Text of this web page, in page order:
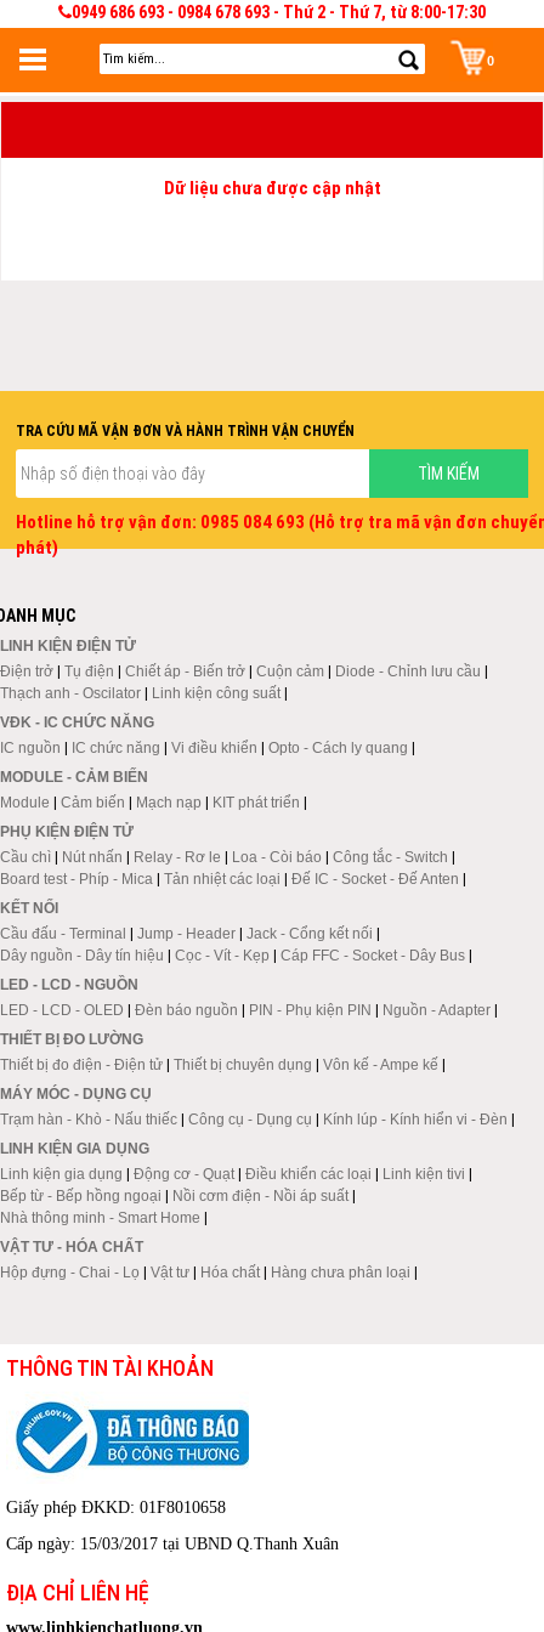
0949 686 693 - 0984 678 693 - Thứ 2 - Thứ 7, từ 8:00-17:30
0
Đăng nhập
Dữ liệu chưa được cập nhật
TRA CỨU MÃ VẬN ĐƠN VÀ HÀNH TRÌNH VẬN CHUYỂN
Hotline hỗ trợ vận đơn: 0985 084 693 (Hỗ trợ tra mã vận đơn
phát)
MỤC
LINH KIỆN ĐIỆN TỬ
Điện trở | Tụ điện | Chiết áp - Biến trở | Cuộn cảm | Diode - Chỉnh lưu cầu |
Thạch anh - Oscilator | Linh kiện công suất |
VĐK - IC CHỨC NĂNG
IC nguồn | IC chức năng | Vi điều khiển | Opto - Cách ly quang |
MODULE - CẢM BIẾN
Module | Cảm biến | Mạch nạp | KIT phát triển |
PHỤ KIỆN ĐIỆN TỬ
Cầu chì | Nút nhấn | Relay - Rơ le | Loa - Còi báo | Công tắc - Switch |
Board test - Phíp - Mica | Tản nhiệt các loại | Đế IC - Socket - Đế Anten |
KẾT NỐI
Cầu đấu - Terminal | Jump - Header | Jack - Cổng kết nối |
Dây nguồn - Dây tín hiệu | Cọc - Vít - Kẹp | Cáp FFC - Socket - Dây Bus |
LED - LCD - NGUỒN
LED - LCD - OLED | Đèn báo nguồn | PIN - Phụ kiện PIN | Nguồn - Adapter |
THIẾT BỊ ĐO LƯỜNG
Thiết bị đo điện - Điện tử | Thiết bị chuyên dụng | Vôn kế - Ampe kế |
MÁY MÓC - DỤNG CỤ
Trạm hàn - Khò - Nấu thiếc | Công cụ - Dụng cụ | Kính lúp - Kính hiển vi - Đèn |
LINH KIỆN GIA DỤNG
Linh kiện gia dụng | Động cơ - Quạt | Điều khiển các loại | Linh kiện tivi |
Bếp từ - Bếp hồng ngoại | Nồi cơm điện - Nồi áp suất |
Nhà thông minh - Smart Home |
VẬT TƯ - HÓA CHẤT
Hộp đựng - Chai - Lọ | Vật tư | Hóa chất | Hàng chưa phân loại |
THÔNG TIN TÀI KHOẢN
Giấy phép ĐKKD: 01F8010658
Cấp ngày: 15/03/2017 tại UBND Q.Thanh Xuân
ĐỊA CHỈ LIÊN HỆ
www.linhkienchatluong.vn